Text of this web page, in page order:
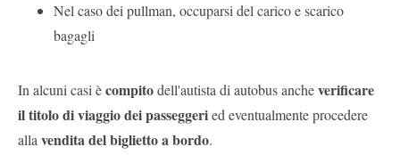
Nel caso dei pullman, occuparsi del carico e scarico
bagagli
In alcuni casi ècompitodell'autista di autobus ancheverificare
il titolo di viaggio dei passeggeried eventualmente procedere
alla vendita del biglietto a bordo.